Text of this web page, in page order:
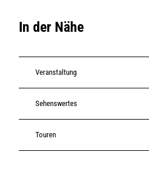
In der Nähe
Veranstaltung
Sehenswertes
Touren